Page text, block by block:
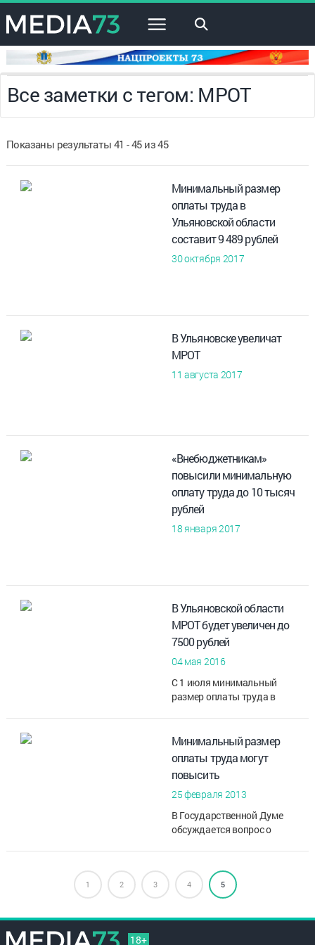
×
Все заметки с тегом: МРОТ
Показаны результаты 41 - 45 из 45
Минимальный размер
оплаты труда в
Ульяновской области
составит 9 489 рублей
30 октября 2017
В Ульяновске увеличат
МРОТ
11 августа 2017
«Внебюджетникам»
повысили минимальную
оплату труда до 10 тысяч
рублей
18 января 2017
В Ульяновской области
МРОТ будет увеличен до
7500 рублей
04 мая 2016
С 1 июля минимальный
размер оплаты труда в
отмечает пресс-служба
областного правительства,
повышение затронет бо...
Минимальный размер
оплаты труда могут
повысить
25 февраля 2013
В Государственной Думе
обсуждается вопрос о
соответствия его уровню
прожиточного минимума.
1 2 3 4 5
18+